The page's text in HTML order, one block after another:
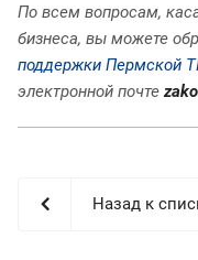
По всем вопросам,
бизнеса, вы можете
поддержки Пермской
электронной почте
Назад к